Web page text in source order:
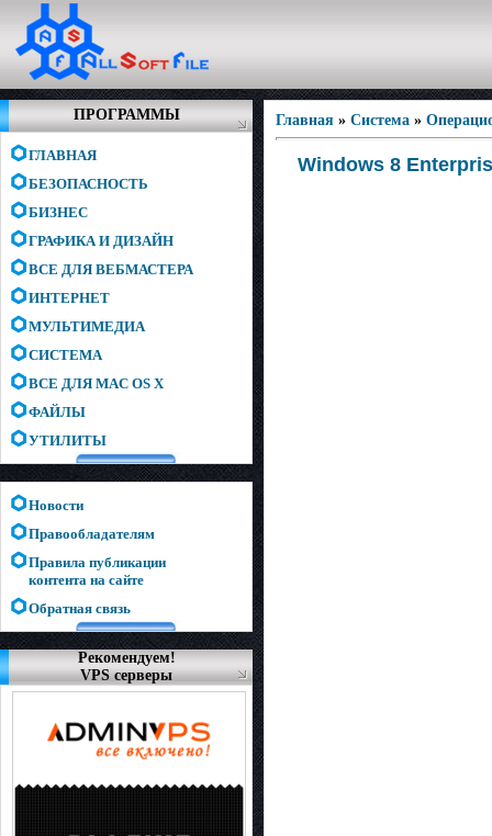
ПРОГРАММЫ
ГЛАВНАЯ
БЕЗОПАСНОСТЬ
БИЗНЕС
ГРАФИКА И ДИЗАЙН
ВСЕ ДЛЯ ВЕБМАСТЕРА
ИНТЕРНЕТ
МУЛЬТИМЕДИА
СИСТЕМА
ВСЕ ДЛЯ MAC OS X
ФАЙЛЫ
УТИЛИТЫ
Новости
Правообладателям
Правила публикации
контента на сайте
Обратная связь
Рекомендуем!
VPS серверы
Главная » Система »
Windows 8